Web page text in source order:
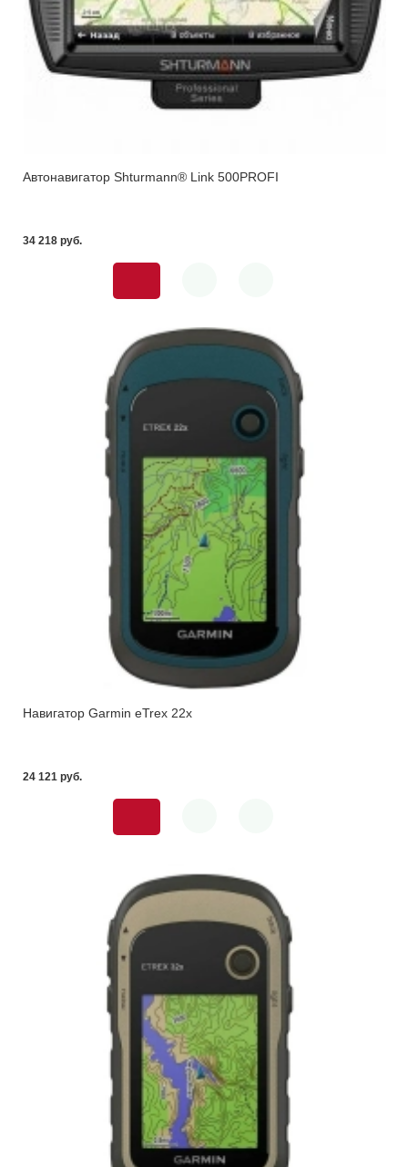
Автонавигатор Shturmann® Link 500PROFI
34 218 pуб.
Навигатор Garmin eTrex 22х
24 121 pуб.